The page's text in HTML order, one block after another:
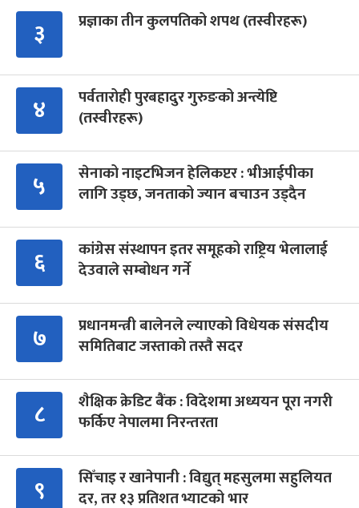
३ प्रज्ञाका तीन कुलपतिको शपथ (तस्वीरहरू)
४
पर्वतारोही पुरबहादुर गुरुङको अन्त्येष्टि
(तस्वीरहरू)
५
सेनाको नाइटभिजन हेलिकप्टर : भीआईपीका
लागि उड्छ, जनताको ज्यान बचाउन उड्दैन
६
कांग्रेस संस्थापन इतर समूहको राष्ट्रिय भेलालाई
देउवाले सम्बोधन गर्ने
७
प्रधानमन्त्री बालेनले ल्याएको विधेयक संसदीय
समितिबाट जस्ताको तस्तै सदर
८
शैक्षिक क्रेडिट बैंक : विदेशमा अध्ययन पूरा नगरी
फर्किए नेपालमा निरन्तरता
९
सिँचाइ र खानेपानी : विद्युत् महसुलमा सहुलियत
दर, तर १३ प्रतिशत भ्याटको भार